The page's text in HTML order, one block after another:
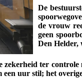
De
de vrouw
geen
Den Helder,
ter
uur stil; het